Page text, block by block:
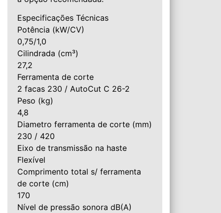
Especificações Técnicas
Potência (kW/CV)
0,75/1,0
Cilindrada (cm³)
27,2
Ferramenta de corte
2 facas 230 / AutoCut C 26-2
Peso (kg)
4,8
Diametro ferramenta de corte (mm)
230 / 420
Eixo de transmissão na haste
Flexível
Comprimento total s/ ferramenta
de corte (cm)
170
Nível de pressão sonora dB(A)